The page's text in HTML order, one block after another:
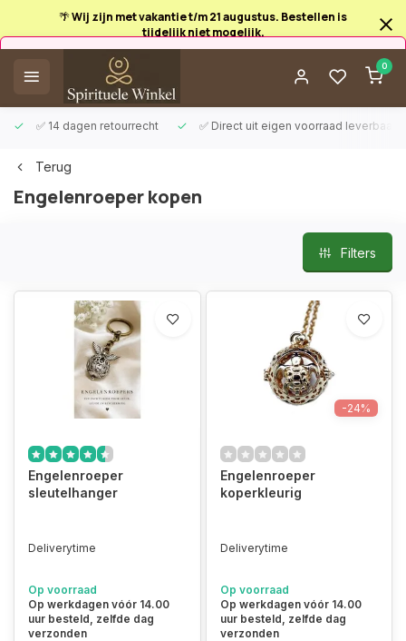
🌴 Wij zijn met vakantie t/m 21 augustus. Bestellen is
tijdelijk niet mogelijk.
0
✅ 14 dagen retourrecht ✅ Direct uit eigen voorraad leverbaar
Afrekenen is uitgeschakeld.
Terug
Engelenroeper kopen
Filters
Engelenroeper
sleutelhanger
Deliverytime
Op voorraad
Op werkdagen vóór 14.00
uur besteld, zelfde dag
verzonden
-24%
Engelenroeper
koperkleurig
Deliverytime
Op voorraad
Op werkdagen vóór 14.00
uur besteld, zelfde dag
verzonden